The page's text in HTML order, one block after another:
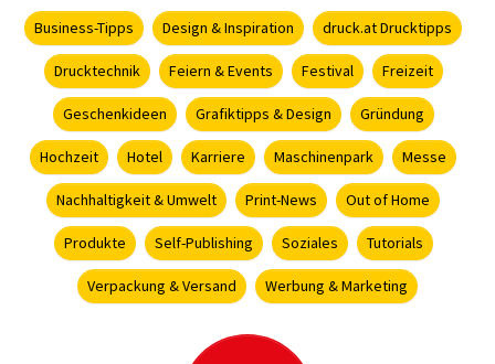
Business-Tipps Design & Inspiration druck.at Drucktipps
Drucktechnik Feiern & Events Festival Freizeit
Geschenkideen Grafiktipps & Design Gründung
Hochzeit Hotel Karriere Maschinenpark Messe
Nachhaltigkeit & Umwelt Print-News Out of Home
Produkte Self-Publishing Soziales Tutorials
Verpackung & Versand Werbung & Marketing